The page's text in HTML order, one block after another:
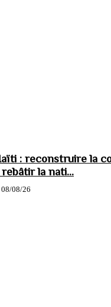
: reconstruire la
la nati...
08/08/26